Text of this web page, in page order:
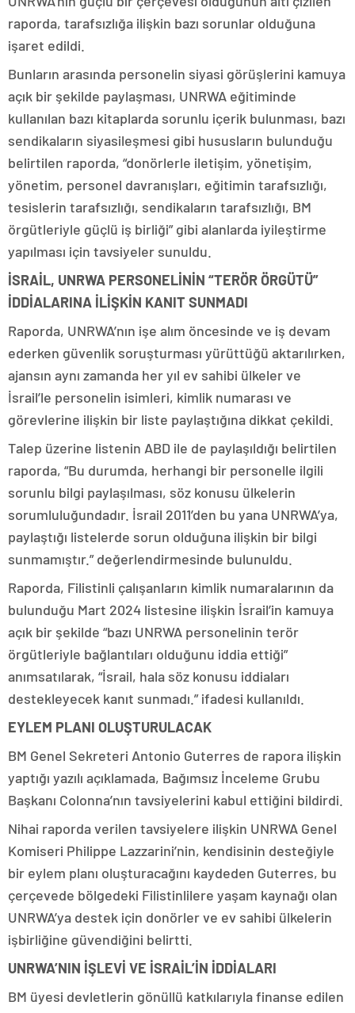
raporda, tarafsızlığa ilişkin bazı sorunlar olduğuna
işaret edildi.
Bunların arasında personelin siyasi görüşlerini kamuya
açık bir şekilde paylaşması, UNRWA eğitiminde
kullanılan bazı kitaplarda sorunlu içerik bulunması, bazı
sendikaların siyasileşmesi gibi hususların bulunduğu
belirtilen raporda, “donörlerle iletişim, yönetişim,
yönetim, personel davranışları, eğitimin tarafsızlığı,
tesislerin tarafsızlığı, sendikaların tarafsızlığı, BM
örgütleriyle güçlü iş birliği” gibi alanlarda iyileştirme
yapılması için tavsiyeler sunuldu.
İSRAİL, UNRWA PERSONELİNİN “TERÖR ÖRGÜTÜ”
İDDİALARINA İLİŞKİN KANIT SUNMADI
Raporda, UNRWA’nın işe alım öncesinde ve iş devam
ederken güvenlik soruşturması yürüttüğü aktarılırken,
ajansın aynı zamanda her yıl ev sahibi ülkeler ve
İsrail’le personelin isimleri, kimlik numarası ve
görevlerine ilişkin bir liste paylaştığına dikkat çekildi.
Talep üzerine listenin ABD ile de paylaşıldığı belirtilen
raporda, “Bu durumda, herhangi bir personelle ilgili
sorunlu bilgi paylaşılması, söz konusu ülkelerin
sorumluluğundadır. İsrail 2011’den bu yana UNRWA’ya,
paylaştığı listelerde sorun olduğuna ilişkin bir bilgi
sunmamıştır.” değerlendirmesinde bulunuldu.
Raporda, Filistinli çalışanların kimlik numaralarının da
bulunduğu Mart 2024 listesine ilişkin İsrail’in kamuya
açık bir şekilde “bazı UNRWA personelinin terör
örgütleriyle bağlantıları olduğunu iddia ettiği”
anımsatılarak, “İsrail, hala söz konusu iddiaları
destekleyecek kanıt sunmadı.” ifadesi kullanıldı.
EYLEM PLANI OLUŞTURULACAK
BM Genel Sekreteri Antonio Guterres de rapora ilişkin
yaptığı yazılı açıklamada, Bağımsız İnceleme Grubu
Başkanı Colonna’nın tavsiyelerini kabul ettiğini bildirdi.
Nihai raporda verilen tavsiyelere ilişkin UNRWA Genel
Komiseri Philippe Lazzarini’nin, kendisinin desteğiyle
bir eylem planı oluşturacağını kaydeden Guterres, bu
çerçevede bölgedeki Filistinlilere yaşam kaynağı olan
UNRWA’ya destek için donörler ve ev sahibi ülkelerin
işbirliğine güvendiğini belirtti.
UNRWA’NIN İŞLEVİ VE İSRAİL’İN İDDİALARI
BM üyesi devletlerin gönüllü katkılarıyla finanse edilen